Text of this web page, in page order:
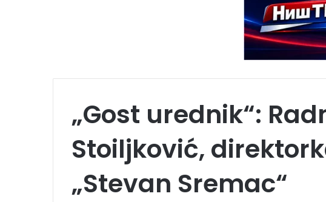
„Gost urednik“:
Stoiljković,
„Stevan Sremac“